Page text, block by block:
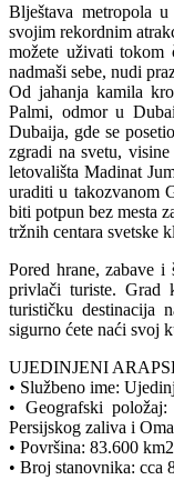
Blještava metropola
svojim rekordnim
možete uživati tokom
nadmaši sebe, nudi
Od jahanja kamila
Palmi, odmor u
Dubaija, gde se
zgradi na svetu,
letovališta Madinat
uraditi u takozvanom
biti potpun bez mesta
tržnih centara svetske
Pored hrane, zabave i
privlači turiste. Grad
turističku destinacija
sigurno ćete naći svoj
UJEDINJENI
• Službeno ime:
• Geografski
Persijskog zaliva i
• Površina: 83.600 km2
• Broj stanovnika: cca